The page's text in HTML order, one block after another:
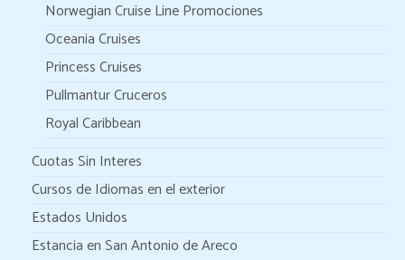
Norwegian Cruise Line Promociones
Oceania Cruises
Princess Cruises
Pullmantur Cruceros
Royal Caribbean
Cuotas Sin Interes
Cursos de Idiomas en el exterior
Estados Unidos
Estancia en San Antonio de Areco